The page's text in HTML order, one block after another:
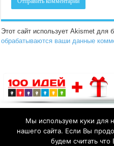
Этот сайт использует Akismet
обрабатываются ваши данные
Политика приватности|
Мы используем куки для
нашего сайта. Если Вы
будем считать что